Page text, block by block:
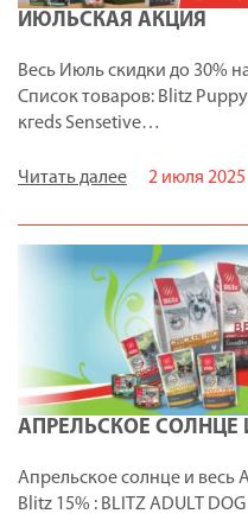
ИЮЛЬСКАЯ АКЦИЯ
Весь Июль скидки до 30%
Список товаров: Blitz Puppy
кгeds Sensetive…
Читать далее 2 июля 2025
АПРЕЛЬСКОЕ СОЛНЦЕ
Апрельское солнце и весь
Blitz 15% : BLITZ ADULT